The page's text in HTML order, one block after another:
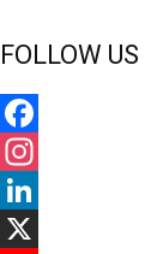
FOLLOW US
Facebook
Instagram
LinkedIn